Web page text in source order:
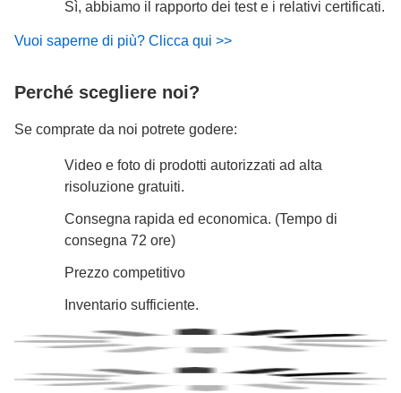
Sì, abbiamo il rapporto dei test e i relativi certificati.
Vuoi saperne di più? Clicca qui >>
Perché scegliere noi?
Se comprate da noi potrete godere:
Video e foto di prodotti autorizzati ad alta
risoluzione gratuiti.
Consegna rapida ed economica. (Tempo di
consegna 72 ore)
Prezzo competitivo
Inventario sufficiente.